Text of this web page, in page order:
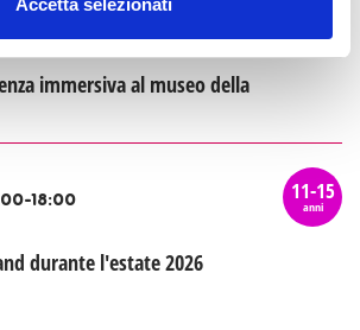
immersiva al museo della
18:00
durante l'estate 2026
11-15
anni